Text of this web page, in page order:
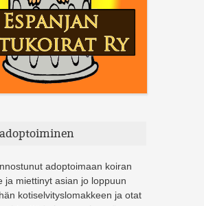
adoptoimaan koiran
ja miettinyt asian jo loppuun
kotiselvityslomakkeen ja otat